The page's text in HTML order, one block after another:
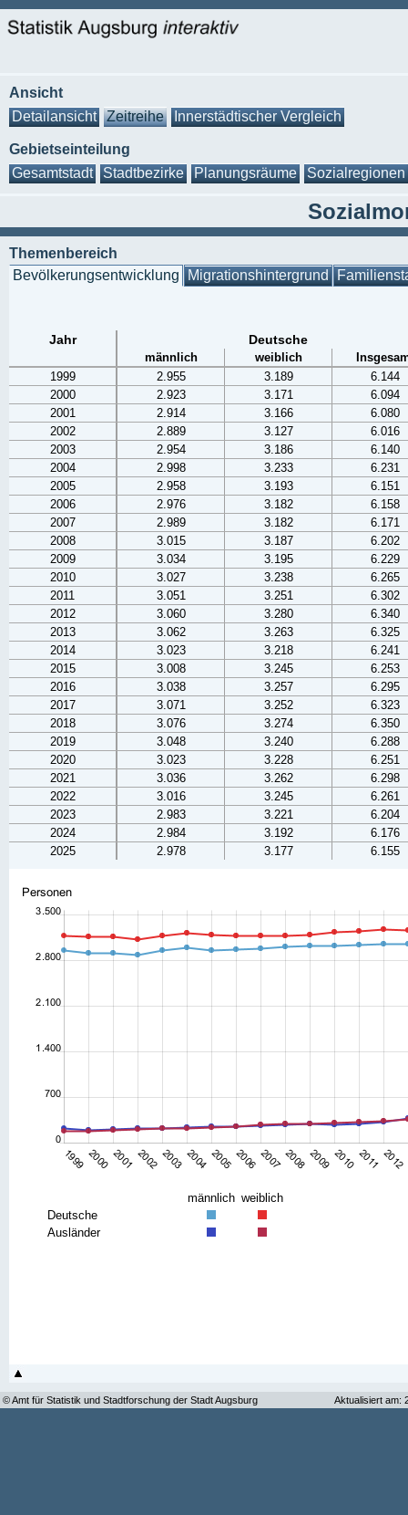
Ansicht
Detailansicht
Zeitreihe Innerstädtischer Vergleich
Gebietseinteilung
Gesamtstadt
Stadtbezirke Planungsräume Sozialregionen
Themenbereich
Bevölkerungsentwicklung Migrationshintergrund
Jahr Deutsche
männlich weiblich
1999
2.955 3.189
6.144
2000
2.923 3.171
6.094
2001
2.914 3.166
6.080
2002
2.889 3.127
6.016
2003
2.954 3.186
6.140
2004
2.998 3.233
6.231
2005
2.958 3.193
6.151
2006
2.976 3.182
6.158
2007
2.989 3.182
6.171
2008
3.015 3.187
6.202
2009
3.034 3.195
6.229
2010
3.027 3.238
6.265
2011
3.051 3.251
6.302
2012
3.060 3.280
6.340
2013
3.062 3.263
6.325
2014
3.023 3.218
6.241
2015
3.008 3.245
6.253
2016
3.038 3.257
6.295
2017
3.071 3.252
6.323
2018
3.076 3.274
6.350
2019
3.048 3.240
6.288
2020
3.023 3.228
6.251
2021
3.036 3.262
6.298
2022
3.016 3.245
6.261
2023
2.983 3.221
6.204
2024
2.984 3.192
6.176
2025
2.978 3.177 6.155
männlich weiblich
Deutsche
Ausländer
© Amt für Statistik und Stadtforschung der Stadt Augsburg Aktualisiert am: